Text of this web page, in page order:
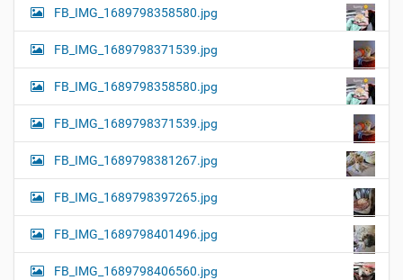
FB_IMG_1689798358580.jpg
FB_IMG_1689798371539.jpg
FB_IMG_1689798358580.jpg
FB_IMG_1689798371539.jpg
FB_IMG_1689798381267.jpg
FB_IMG_1689798397265.jpg
FB_IMG_1689798401496.jpg
FB_IMG_1689798406560.jpg